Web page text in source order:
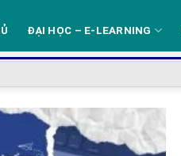
ĐẠI HỌC – E-LEARNING